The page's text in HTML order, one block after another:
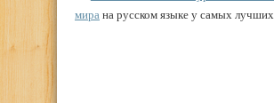
мира на русском языке у самых лучших